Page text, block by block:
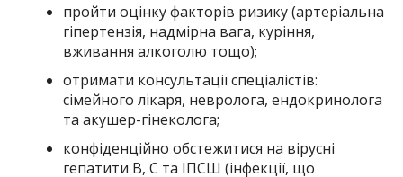
пройти оцінку факторів ризику (артеріальна
гіпертензія, надмірна вага, куріння,
вживання алкоголю тощо);
отримати консультації спеціалістів:
сімейного лікаря, невролога, ендокринолога
та акушер-гінеколога;
конфіденційно обстежитися на вірусні
гепатити В, С та ІПСШ (інфекції, що